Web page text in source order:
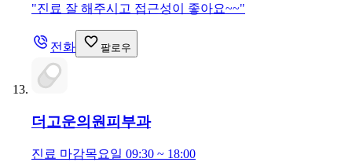
"진료 잘 해주시고 접근성이 좋아요~~"
전화 팔로우
더고운의원 피부과
진료 마감목요일 09:30 ~ 18:00